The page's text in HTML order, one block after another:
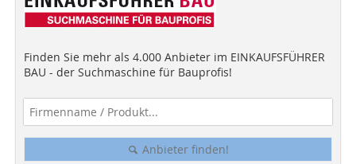
Finden Sie mehr als 4.000 Anbieter im EINKAUFSFÜHRER
BAU - der Suchmaschine für Bauprofis!
Anbieter finden!